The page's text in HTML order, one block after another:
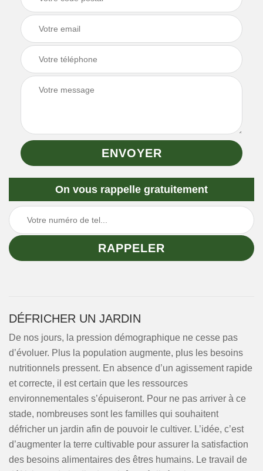
On vous rappelle gratuitement
DÉFRICHER UN JARDIN
De nos jours, la pression démographique ne cesse pas
d’évoluer. Plus la population augmente, plus les besoins
nutritionnels pressent. En absence d’un agissement rapide
et correcte, il est certain que les ressources
environnementales s’épuiseront. Pour ne pas arriver à ce
stade, nombreuses sont les familles qui souhaitent
défricher un jardin afin de pouvoir le cultiver. L’idée, c’est
d’augmenter la terre cultivable pour assurer la satisfaction
des besoins alimentaires des êtres humains. Le travail de